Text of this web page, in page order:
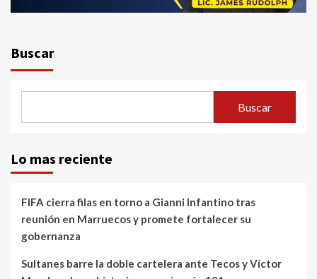
Buscar
Buscar
Lo mas reciente
FIFA cierra filas en torno a Gianni Infantino tras
reunión en Marruecos y promete fortalecer su
gobernanza
Sultanes barre la doble cartelera ante Tecos y Víctor